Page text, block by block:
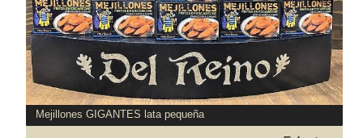
Mejillones GIGANTES lata pequeña